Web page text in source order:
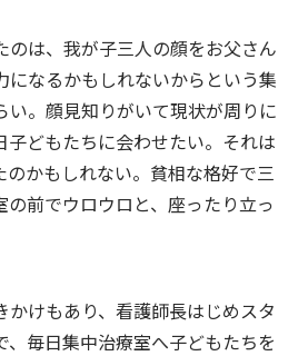
のは、我が子三人の顔をお父さん
になるかもしれないからという集
い。顔見知りがいて現状が周りに
子どもたちに会わせたい。それは
のかもしれない。貧相な格好で三
の前でウロウロと、座ったり立っ
かけもあり、看護師長はじめスタ
、毎日集中治療室へ子どもたちを